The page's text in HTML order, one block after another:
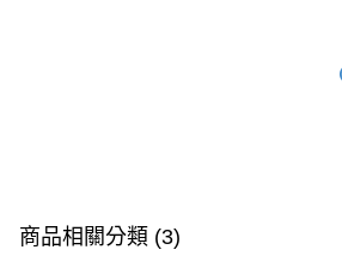
商品相關分類 (3)